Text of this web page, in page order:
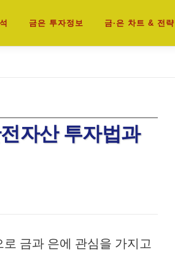
금은 투자정보 금·은 차트 & 전략
자산 투자법과
금과 은에 관심을 가지고